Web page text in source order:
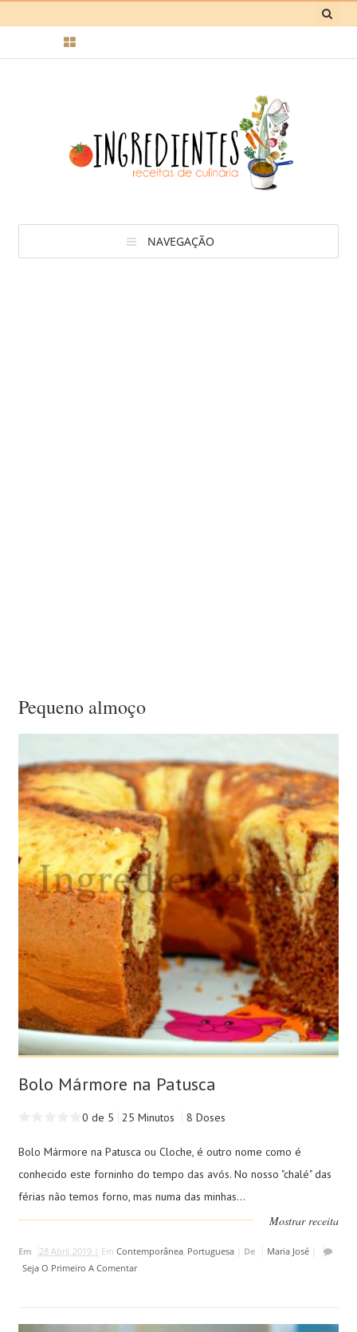
NAVEGAÇÃO
Pequeno almoço
Bolo Mármore na Patusca
0 de 5 25 Minutos 8 Doses
Bolo Mármore na Patusca ou Cloche, é outro nome como é
conhecido este forninho do tempo das avós. No nosso "chalé" das
férias não temos forno, mas numa das minhas...
Mostrar receita
Em 28 Abril, 2019 | Em Contemporânea, Portuguesa| De Maria José|
Seja O Primeiro A Comentar